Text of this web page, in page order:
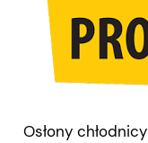
Osłony chłodnicy